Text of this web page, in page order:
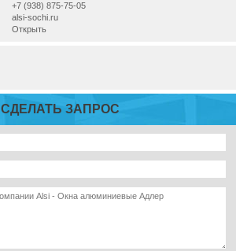
+7 (938) 875-75-05
alsi-sochi.ru
Открыть
СДЕЛАТЬ ЗАПРОС